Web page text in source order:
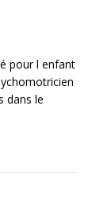
pour l enfant
dans le